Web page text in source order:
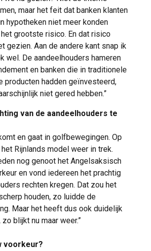
maar het feit dat banken klanten
hypotheken niet meer konden
grootste risico. En dat risico
gezien. Aan de andere kant snap ik
wel. De aandeelhouders hameren
en banken die in traditionele
producten hadden geïnvesteerd,
niet gered hebben.”
van de aandeelhouders te
en gaat in golfbewegingen. Op
Rijnlands model weer in trek.
nog genoot het Angelsaksisch
en vond iedereen het prachtig
rechten kregen. Dat zou het
houden, zo luidde de
Maar het heeft dus ook duidelijk
blijkt nu maar weer.”
voorkeur?